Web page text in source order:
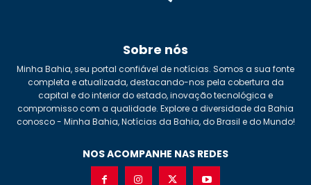
Sobre nós
Minha Bahia, seu portal confiável de notícias. Somos a sua fonte
completa e atualizada, destacando-nos pela cobertura da
capital e do interior do estado, inovação tecnológica e
compromisso com a qualidade. Explore a diversidade da Bahia
conosco - Minha Bahia, Notícias da Bahia, do Brasil e do Mundo!
NOS ACOMPANHE NAS REDES